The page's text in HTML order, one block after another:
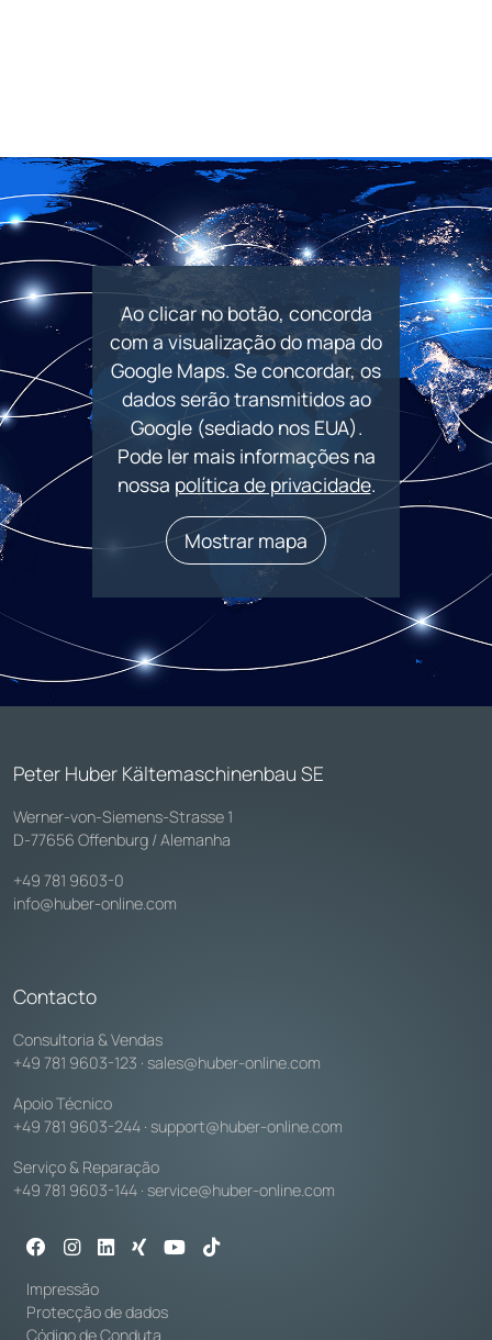
Ao clicar no botão, concorda
com a visualização do mapa do
Google Maps. Se concordar, os
dados serão transmitidos ao
Google (sediado nos EUA).
Pode ler mais informações na
nossa política de privacidade.
Mostrar mapa
Peter Huber Kältemaschinenbau SE
Werner-von-Siemens-Strasse 1
D-77656 Offenburg / Alemanha
+49 781 9603-0
info@huber-online.com
Contacto
Consultoria & Vendas
+49 781 9603-123 · sales@huber-online.com
Apoio Técnico
+49 781 9603-244 · support@huber-online.com
Serviço & Reparação
+49 781 9603-144 · service@huber-online.com
Impressão
Protecção de dados
Código de Conduta